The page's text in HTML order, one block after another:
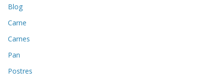
Blog
Carne
Carnes
Pan
Postres